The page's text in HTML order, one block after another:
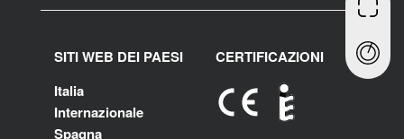
SITI WEB DEI PAESI
Italia
Internazionale
Spagna
CERTIFICAZIONI